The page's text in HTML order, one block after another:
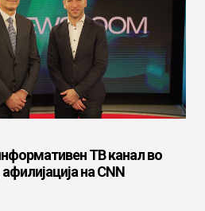
ТВ канал во
на CNN